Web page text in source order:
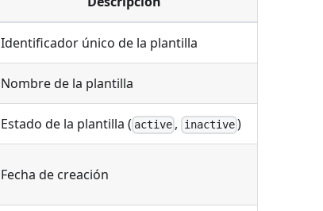
Identificador único de la plantilla
Nombre de la plantilla
Estado de la plantilla ( active , inactive)
Fecha de creación